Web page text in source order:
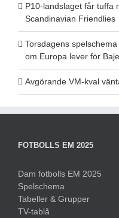
P10-landslaget får tuffa
Scandinavian Friendlies
Torsdagens
om Europa lever för
Avgörande VM-kval
FOTBOLLS EM 2025
Dam fotbolls EM 2025
Spelschema
Tabeller & Grupper
TV-tablå